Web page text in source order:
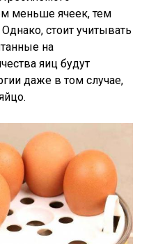
меньше ячеек, тем
стоит учитывать
на
яиц будут
даже в том случае,